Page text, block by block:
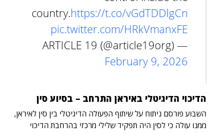
country.https://t.co/vGdTDDlgCn
pic.twitter.com/HRkVmanxFE
— ARTICLE 19 (@article19org)
February 9, 2026
הדיכוי הדיגיטלי באיראן התרחב – בסיוע סין
השבוע פורסם ניתוח על שיתוף הפעולה הדיגיטלי בין סין לאיראן,
ממנו עולה כי לסין היה תפקיד שלילי מרכזי בהרחבת הדיכוי